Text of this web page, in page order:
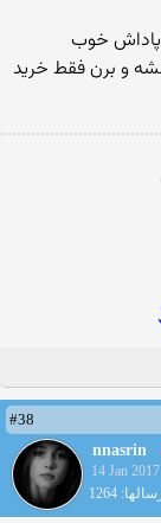
پاداش خوب
و برن فقط خرید
#38
nnasrin
14 Jan
1264